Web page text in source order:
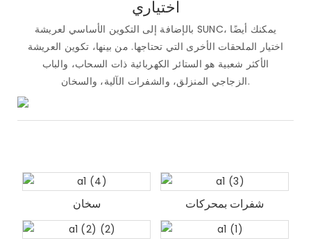
اختياري
بالإضافة إلى التكوين الأساسي لعريشة SUNC، يمكنك أيضًا
اختيار الملحقات الأخرى التي تحتاجها. من بينها، تكوين العريشة
الأكثر شعبية هو الستائر الكهربائية ذات السحاب، والباب
الزجاجي المنزلق، والشفرات الآلية، والسخان.
سخان شفرات بمحركات